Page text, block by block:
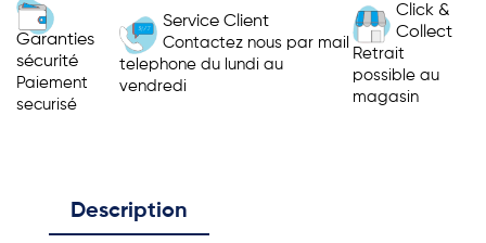
Garanties
sécurité
Paiement
securisé
Service Client
Contactez nous par mail
telephone du lundi au
vendredi
Click &
Collect
Retrait
possible au
magasin
Description